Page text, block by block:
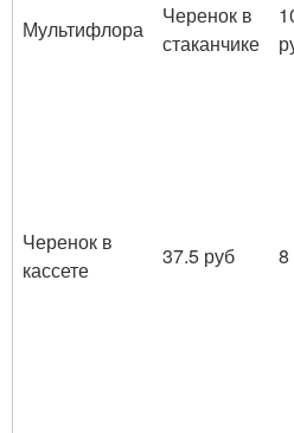
Мультифлора
Черенок в
стаканчике
Черенок в
кассете
37.5 руб